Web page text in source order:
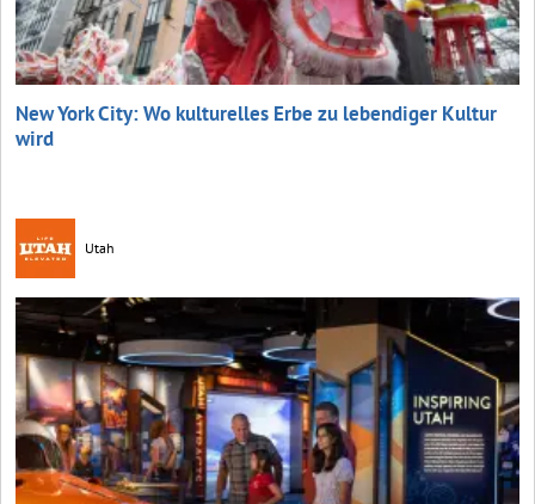
New York City: Wo kulturelles Erbe zu lebendiger Kultur
wird
Utah